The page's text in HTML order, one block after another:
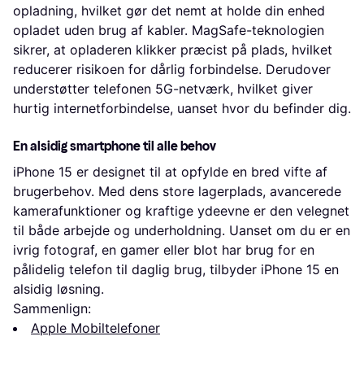
opladning, hvilket gør det nemt at holde din enhed
opladet uden brug af kabler. MagSafe-teknologien
sikrer, at opladeren klikker præcist på plads, hvilket
reducerer risikoen for dårlig forbindelse. Derudover
understøtter telefonen 5G-netværk, hvilket giver
hurtig internetforbindelse, uanset hvor du befinder dig.
En alsidig smartphone til alle behov
iPhone 15 er designet til at opfylde en bred vifte af
brugerbehov. Med dens store lagerplads, avancerede
kamerafunktioner og kraftige ydeevne er den velegnet
til både arbejde og underholdning. Uanset om du er en
ivrig fotograf, en gamer eller blot har brug for en
pålidelig telefon til daglig brug, tilbyder iPhone 15 en
alsidig løsning.
Sammenlign:
Apple Mobiltelefoner